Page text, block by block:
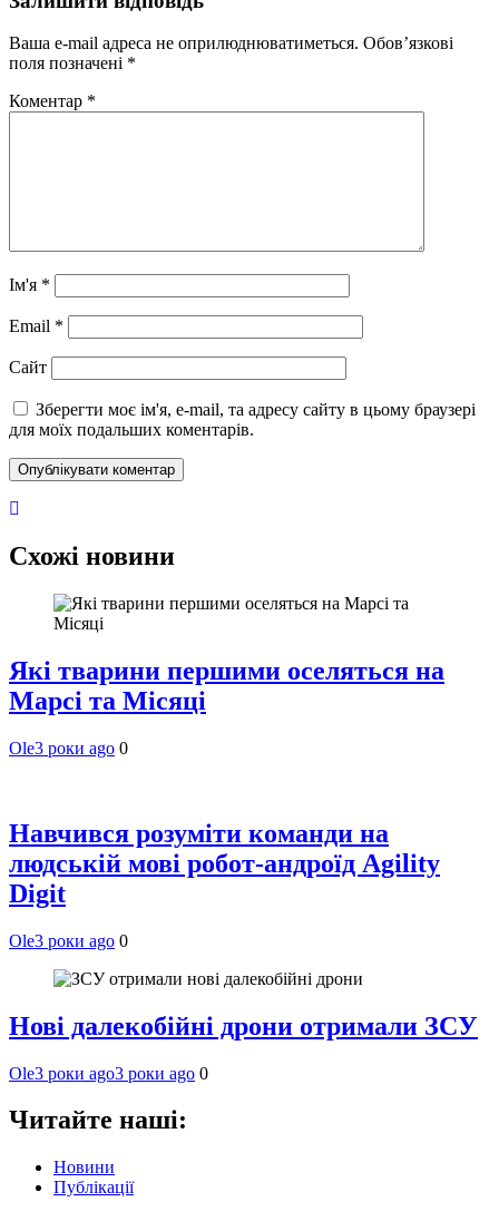
Ваша e-mail адреса не оприлюднюватиметься. Обов’язкові
поля позначені *
Коментар *
Ім'я *
Email *
Сайт
Зберегти моє ім'я, e-mail, та адресу сайту в цьому браузері
для моїх подальших коментарів.
Схожі новини
Які тварини першими оселяться на
Марсі та Місяці
Ole3 роки ago 0
Навчився розуміти команди на
людській мові робот-андроїд Agility
Digit
Ole3 роки ago 0
Нові далекобійні дрони отримали ЗСУ
Ole3 роки ago3 роки ago 0
Читайте наші:
Новини
Публікації